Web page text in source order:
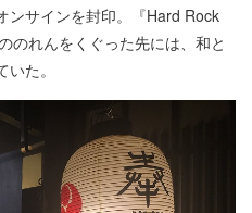
ンサインを封印。『Hard Rock
のれんをくぐった先には、和と
た。